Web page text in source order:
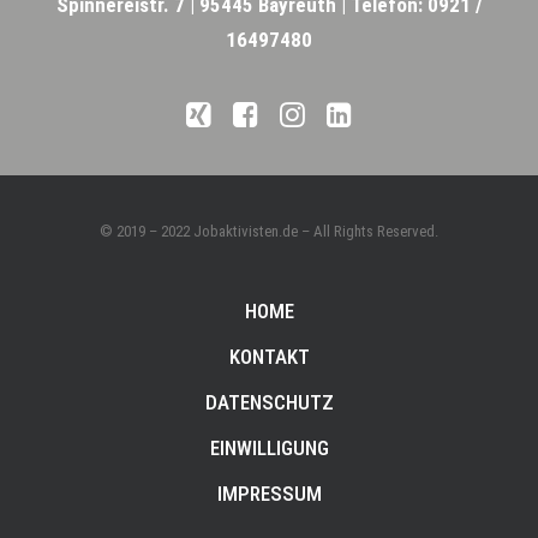
Spinnereistr. 7 | 95445 Bayreuth | Telefon: 0921 /
16497480
© 2019 – 2022 Jobaktivisten.de – All Rights Reserved.
HOME
KONTAKT
DATENSCHUTZ
EINWILLIGUNG
IMPRESSUM